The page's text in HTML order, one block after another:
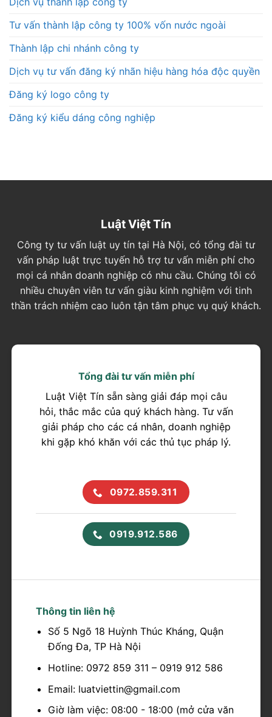
Tư vấn thành lập công ty 100% vốn nước ngoài
Thành lập chi nhánh công ty
Dịch vụ tư vấn đăng ký nhãn hiệu hàng hóa độc quyền
Đăng ký logo công ty
Đăng ký kiểu dáng công nghiệp
Luật Việt Tín
Công ty tư vấn luật uy tín tại Hà Nội, có tổng đài tư
vấn pháp luật trực tuyến hỗ trợ tư vấn miễn phí cho
mọi cá nhân doanh nghiệp có nhu cầu. Chúng tôi có
nhiều chuyên viên tư vấn giàu kinh nghiệm với tinh
thần trách nhiệm cao luôn tận tâm phục vụ quý khách.
Tổng đài tư vấn miễn phí
Luật Việt Tín sẵn sàng giải đáp mọi câu
hỏi, thắc mắc của quý khách hàng. Tư vấn
giải pháp cho các cá nhân, doanh nghiệp
khi gặp khó khăn với các thủ tục pháp lý.
0972.859.311
0919.912.586
Thông tin liên hệ
Số 5 Ngõ 18 Huỳnh Thúc Kháng, Quận
Đống Đa, TP Hà Nội
Hotline: 0972 859 311 – 0919 912 586
Email: luatviettin@gmail.com
Giờ làm việc: 08:00 - 18:00 (mở cửa văn